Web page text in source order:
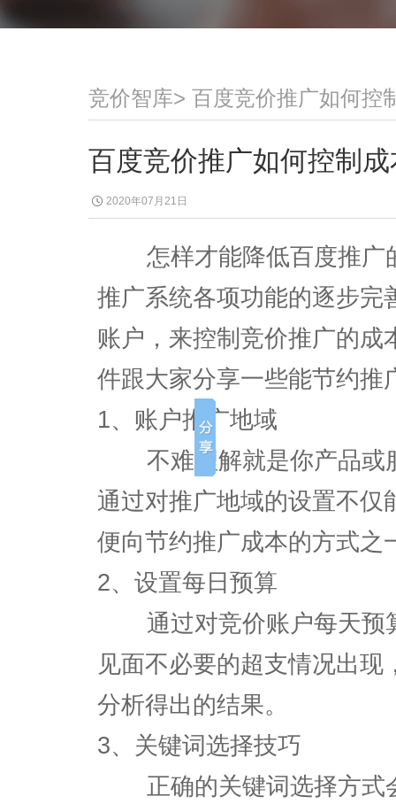
竞价智库> 百度竞价推广如何控
百度竞价推广如何控制成
2020年07月21日
怎样才能降低百度推广
推广系统各项功能的逐步完
账户，来控制竞价推广的
件跟大家分享一些能节约推
1、账户推广地域
不难理解就是你产品或
通过对推广地域的设置不仅
便向节约推广成本的方式之
2、设置每日预算
通过对竞价账户每天预
见面不必要的超支情况出
分析得出的结果。
3、关键词选择技巧
正确的关键词选择方式